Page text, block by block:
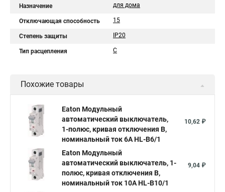
Назначение для дома
Отключающая способность 15
Степень защиты IP20
Тип расцепления C
Похожие товары
Eaton Модульный
автоматический выключатель,
1-полюс, кривая отключения B,
номинальный ток 6А HL-B6/1
10,62 ₽
Eaton Модульный
автоматический выключатель, 1-
полюс, кривая отключения B,
номинальный ток 10А HL-B10/1
9,04 ₽